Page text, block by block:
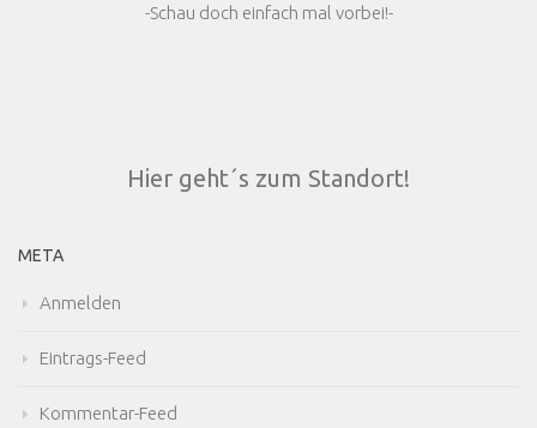
-Schau doch einfach mal vorbei!-
Hier geht´s zum Standort!
META
Anmelden
Eintrags-Feed
Kommentar-Feed